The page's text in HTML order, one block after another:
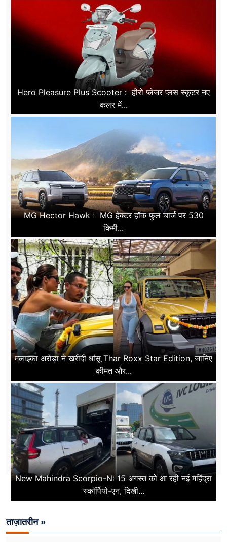
Hero Pleasure Plus Scooter : हीरो प्लेजर प्लस स्कूटर नए
कलर में...
MG Hector Hawk : MG हेक्टर हॉक फुल चार्ज पर 530
किमी...
मलाइका अरोड़ा ने खरीदी धांसू Thar Roxx Star Edition, जानिए
कीमत और...
New Mahindra Scorpio-N: 15 अगस्त को आ रही नई महिंद्रा
स्कॉर्पियो-एन, दिखी...
ताज़ातरीन »